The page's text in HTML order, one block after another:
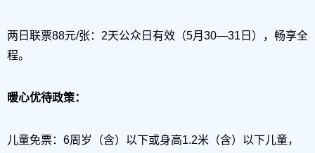
两日联票88元/张：2天公众日有效（5月30—31日），畅享全
程。
暖心优待政策：
儿童免票：6周岁（含）以下或身高1.2米（含）以下儿童，